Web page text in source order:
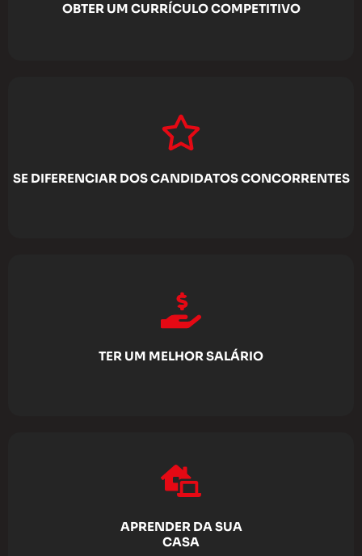
OBTER UM CURRÍCULO COMPETITIVO
SE DIFERENCIAR DOS CANDIDATOS CONCORRENTES
TER UM MELHOR SALÁRIO
APRENDER DA SUA
CASA